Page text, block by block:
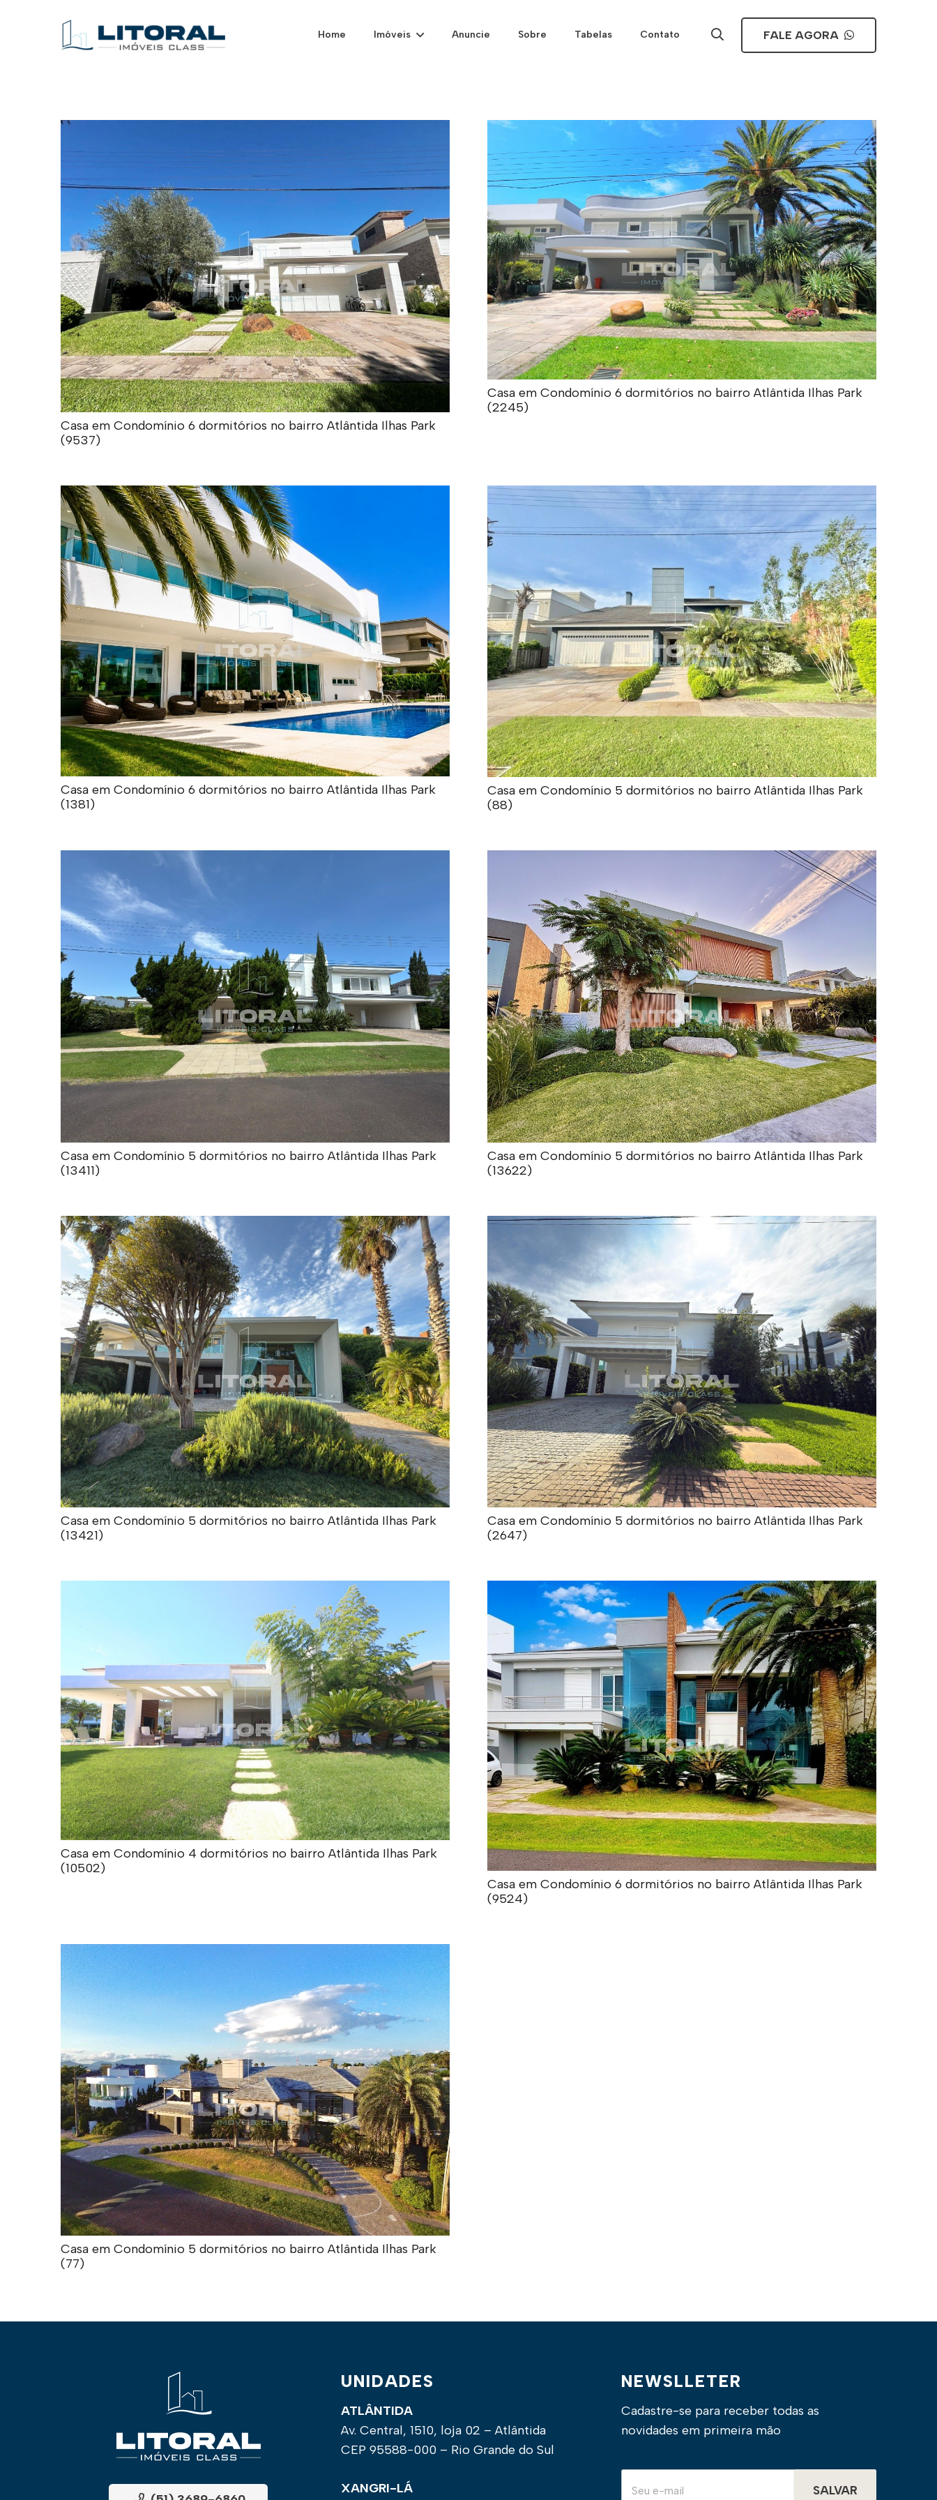
Home Imóveis Anuncie Sobre Tabelas Contato FALE AGORA
Casa em Condomínio 6 dormitórios no bairro Atlântida Ilhas Park
(9537)
Casa em Condomínio 6 dormitórios no bairro Atlântida Ilhas Park
(2245)
Casa em Condomínio 6 dormitórios no bairro Atlântida Ilhas Park
(1381)
Casa em Condomínio 5 dormitórios no bairro Atlântida Ilhas Park
(88)
Casa em Condomínio 5 dormitórios no bairro Atlântida Ilhas Park
(13411)
Casa em Condomínio 5 dormitórios no bairro Atlântida Ilhas Park
(13622)
Casa em Condomínio 5 dormitórios no bairro Atlântida Ilhas Park
(13421)
Casa em Condomínio 5 dormitórios no bairro Atlântida Ilhas Park
(2647)
Casa em Condomínio 4 dormitórios no bairro Atlântida Ilhas Park
(10502)
Casa em Condomínio 6 dormitórios no bairro Atlântida Ilhas Park
(9524)
Casa em Condomínio 5 dormitórios no bairro Atlântida Ilhas Park
(77)
UNIDADES
ATLÂNTIDA
Av. Central, 1510, loja 02 – Atlântida
CEP 95588-000 – Rio Grande do Sul
XANGRI-LÁ
NEWSLLETER
Cadastre-se para receber todas as
novidades em primeira mão
SALVAR